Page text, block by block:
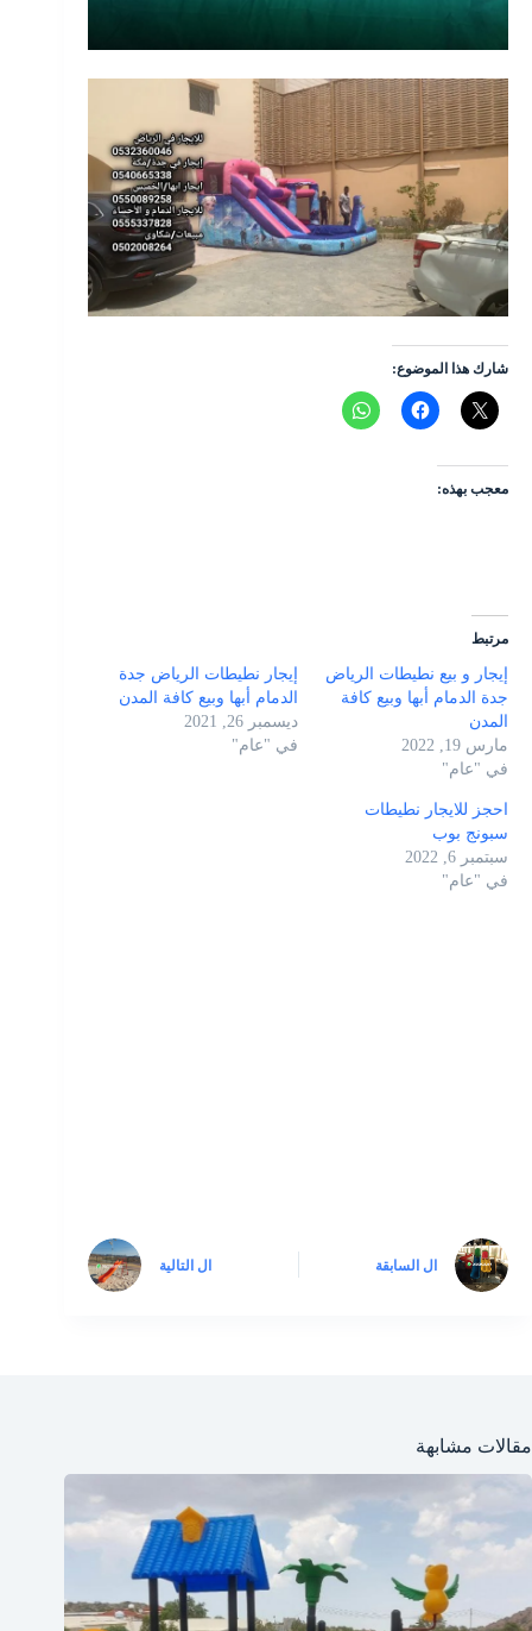
شارك هذا الموضوع:
معجب بهذه:
مرتبط
إيجار و بيع نطيطات الرياض
جدة الدمام أبها وبيع كافة
المدن
مارس 19, 2022
في "عام"
إيجار نطيطات الرياض جدة
الدمام أبها وبيع كافة المدن
ديسمبر 26, 2021
في "عام"
احجز للايجار نطيطات
سبونج بوب
سبتمبر 6, 2022
في "عام"
ال السابقة ال التالية
مقالات مشابهة